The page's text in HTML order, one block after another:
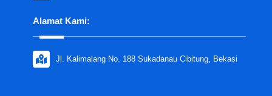
Alamat Kami:
Jl. Kalimalang No. 188 Sukadanau Cibitung, Bekasi